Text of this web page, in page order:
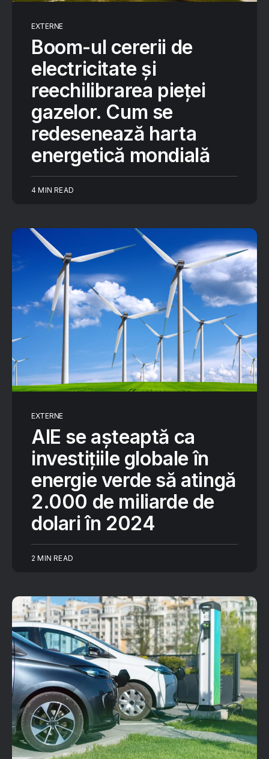
EXTERNE
Boom-ul cererii de
electricitate și
reechilibrarea pieței
gazelor. Cum se
redesenează harta
energetică mondială
4 MIN READ
EXTERNE
AIE se așteaptă ca
investițiile globale în
energie verde să atingă
2.000 de miliarde de
dolari în 2024
2 MIN READ